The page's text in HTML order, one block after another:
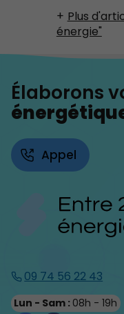
Plus
énergie"
09 74 56 22 43
Lun - Sam : 08h - 19h
Élaborons
Appel